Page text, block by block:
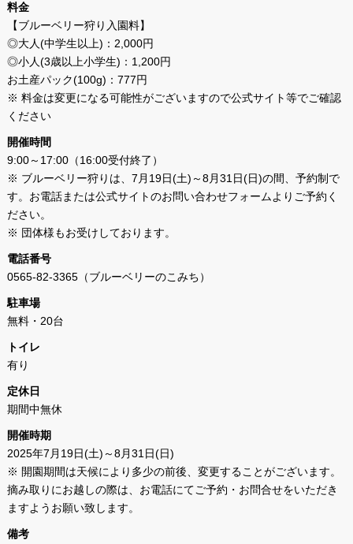
料金
【ブルーベリー狩り入園料】
◎大人(中学生以上)：2,000円
◎小人(3歳以上小学生)：1,200円
お土産パック(100g)：777円
※ 料金は変更になる可能性がございますので公式サイト等でご確認
ください
開催時間
9:00～17:00（16:00受付終了）
※ ブルーベリー狩りは、7月19日(土)～8月31日(日)の間、予約制で
す。お電話または公式サイトのお問い合わせフォームよりご予約く
ださい。
※ 団体様もお受けしております。
電話番号
0565-82-3365（ブルーベリーのこみち）
駐車場
無料・20台
トイレ
有り
定休日
期間中無休
開催時期
2025年7月19日(土)～8月31日(日)
※ 開園期間は天候により多少の前後、変更することがございます。
摘み取りにお越しの際は、お電話にてご予約・お問合せをいただき
ますようお願い致します。
備考